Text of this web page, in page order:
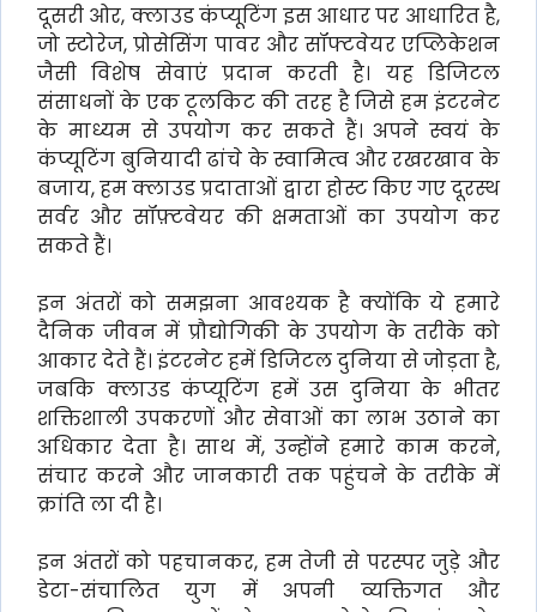
दूसरी ओर, क्लाउड कंप्यूटिंग इस आधार पर आधारित है,
जो स्टोरेज, प्रोसेसिंग पावर और सॉफ्टवेयर एप्लिकेशन
जैसी विशेष सेवाएं प्रदान करती है। यह डिजिटल
संसाधनों के एक टूलकिट की तरह है जिसे हम इंटरनेट
के माध्यम से उपयोग कर सकते हैं। अपने स्वयं के
कंप्यूटिंग बुनियादी ढांचे के स्वामित्व और रखरखाव के
बजाय, हम क्लाउड प्रदाताओं द्वारा होस्ट किए गए दूरस्थ
सर्वर और सॉफ़्टवेयर की क्षमताओं का उपयोग कर
सकते हैं।
इन अंतरों को समझना आवश्यक है क्योंकि ये हमारे
दैनिक जीवन में प्रौद्योगिकी के उपयोग के तरीके को
आकार देते हैं। इंटरनेट हमें डिजिटल दुनिया से जोड़ता है,
जबकि क्लाउड कंप्यूटिंग हमें उस दुनिया के भीतर
शक्तिशाली उपकरणों और सेवाओं का लाभ उठाने का
अधिकार देता है। साथ में, उन्होंने हमारे काम करने,
संचार करने और जानकारी तक पहुंचने के तरीके में
क्रांति ला दी है।
इन अंतरों को पहचानकर, हम तेजी से परस्पर जुड़े और
डेटा-संचालित युग में अपनी व्यक्तिगत और